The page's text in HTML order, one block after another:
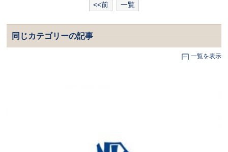
<<前 一覧
同じカテゴリーの記事
一覧を表示